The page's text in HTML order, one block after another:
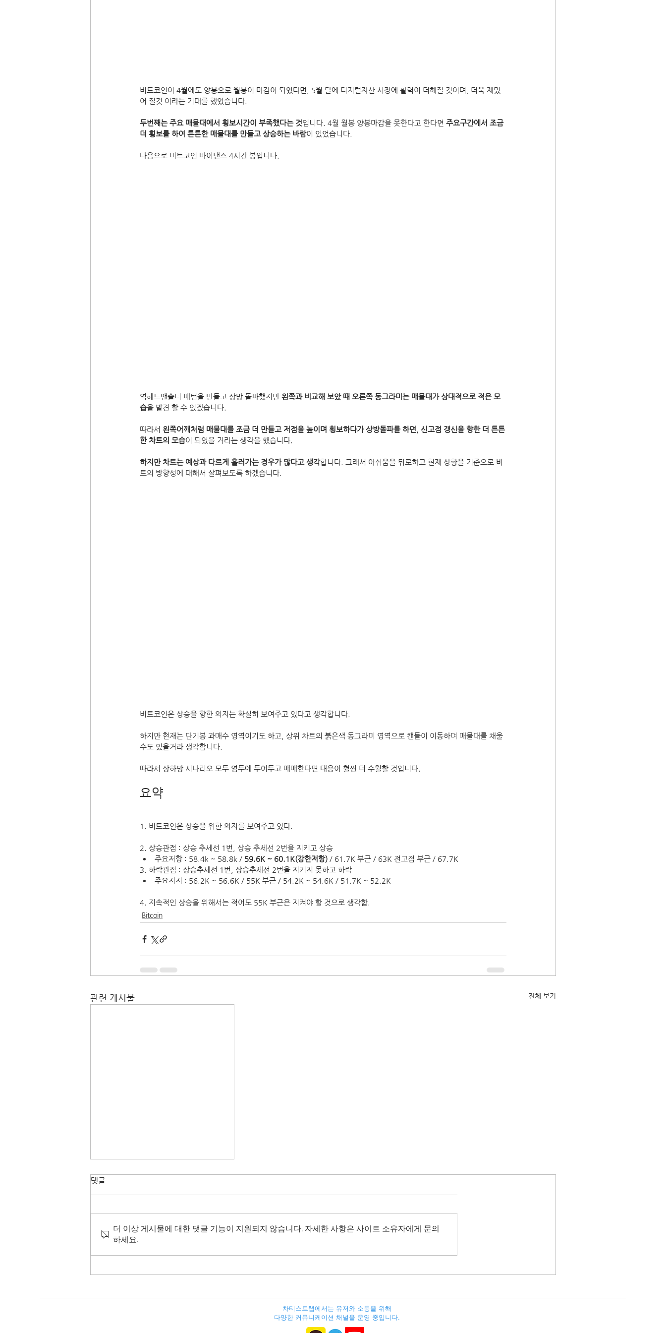
비트코인이 4월에도 양봉으로 월봉이 마감이 되었다면, 5월 달에 디지털자산 시장에 활력이 더해질 것이며, 더욱 재밌
어 질것 이라는 기대를 했었습니다.
두번째는 주요 매물대에서 횡보시간이 부족했다는 것입니다. 4월 월봉 양봉마감을 못한다고 한다면 주요구간에서 조금
더 횡보를 하여 튼튼한 매물대를 만들고 상승하는 바람이 있었습니다.
다음으로 비트코인 바이낸스 4시간 봉입니다.
역헤드앤숄더 패턴을 만들고 상방 돌파했지만 왼쪽과 비교해 보았 때 오른쪽 동그라미는 매물대가 상대적으로 적은 모
습을 발견 할 수 있겠습니다.
따라서 왼쪽어깨처럼 매물대를 조금 더 만들고 저점을 높이며 횡보하다가 상방돌파를 하면, 신고점 갱신을 향한 더 튼튼
한 차트의 모습이 되었을 거라는 생각을 했습니다.
하지만 차트는 예상과 다르게 흘러가는 경우가 많다고 생각합니다. 그래서 아쉬움을 뒤로하고 현재 상황을 기준으로 비
트의 방향성에 대해서 살펴보도록 하겠습니다.
비트코인은 상승을 향한 의지는 확실히 보여주고 있다고 생각합니다.
하지만 현재는 단기봉 과매수 영역이기도 하고, 상위 차트의 붉은색 동그라미 영역으로 캔들이 이동하며 매물대를 채울
수도 있을거라 생각합니다.
따라서 상하방 시나리오 모두 염두에 두어두고 매매한다면 대응이 훨씬 더 수월할 것입니다.
요약
1. 비트코인은 상승을 위한 의지를 보여주고 있다.
2. 상승관점 : 상승 추세선 1번, 상승 추세선 2번을 지키고 상승
주요저항 : 58.4k ~ 58.8k / 59.6K ~ 60.1K(강한저항) / 61.7K 부근 / 63K 전고점 부근 / 67.7K
3. 하락관점 : 상승추세선 1번, 상승추세선 2번을 지키지 못하고 하락
주요지지 : 56.2K ~ 56.6K / 55K 부근 / 54.2K ~ 54.6K / 51.7K ~ 52.2K
4. 지속적인 상승을 위해서는 적어도 55K 부근은 지켜야 할 것으로 생각함.
Bitcoin
관련 게시물 전체 보기
[비트코인] 덕상이형 왔누?
댓글
더 이상 게시물에 대한 댓글 기능이 지원되지 않습니다. 자세한 사항은 사이트 소유자에게 문의
하세요.
차티스트랩에서는 유저와 소통을 위해
다양한 커뮤니케이션 채널을 운영 중입니다.